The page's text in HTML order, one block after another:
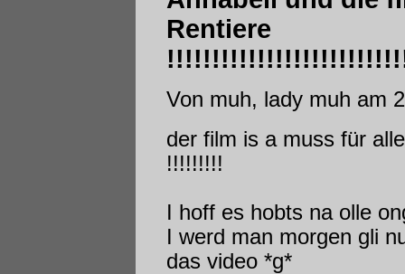
Rentiere
Von muh, lady muh am
der film is a muss für
!!!!!!!!!
I hoff es hobts na olle
I werd man morgen gli
das video *g*